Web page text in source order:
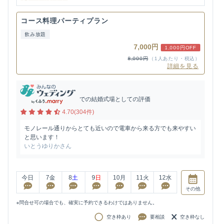
コース料理パーティプラン
飲み放題
7,000円
1,000円OFF
8,000円
（1人あたり・税込）
詳細を見る
での結婚式場としての評価
4.70(304件)
モノレール通りからとても近いので電車から来る方でも来やすい
と思います！
いとうゆりかさん
今日 7金 8土 9 日 10月 11火 12水
その他
※問合せ可の場合でも、確実に予約できるわけではありません。
空き枠あり 要相談 空き枠なし